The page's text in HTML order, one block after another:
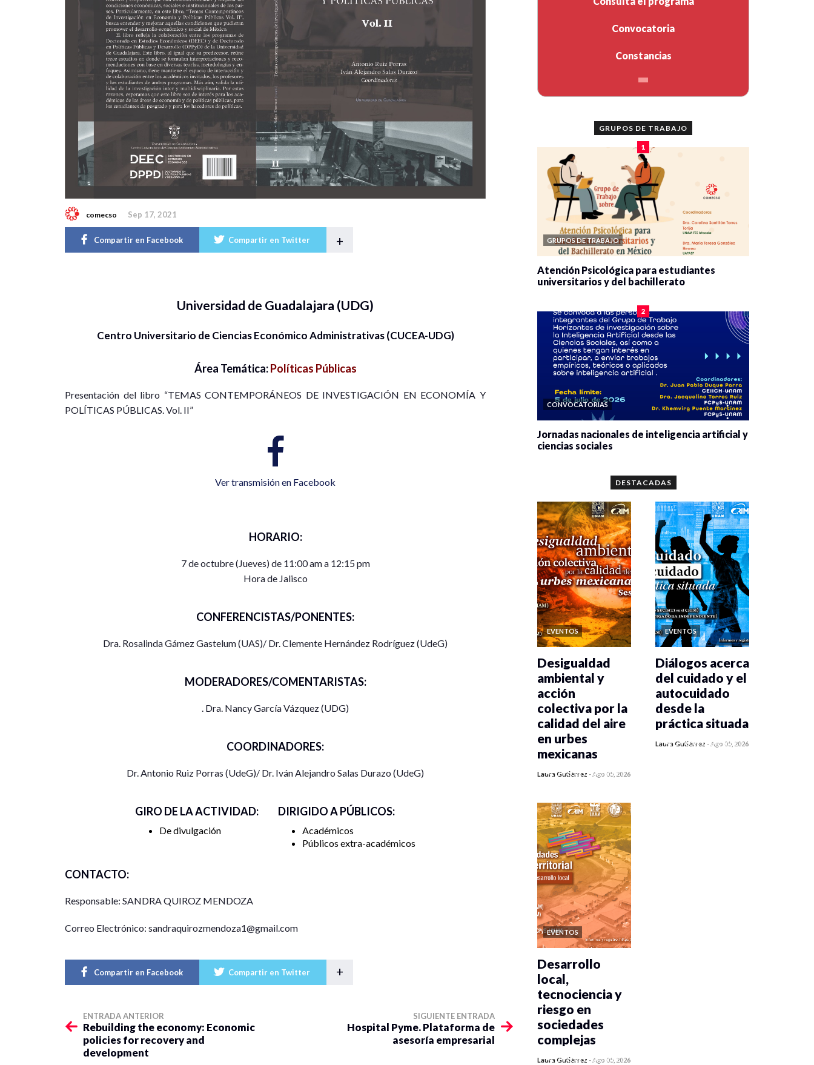
comecso Sep 17, 2021
Compartir en Facebook Compartir en Twitter +
Universidad de Guadalajara (UDG)
Centro Universitario de Ciencias Económico Administrativas (CUCEA-UDG)
Área Temática:Políticas Públicas
Presentación del libro “TEMAS CONTEMPORÁNEOS DE INVESTIGACIÓN EN ECONOMÍA Y
POLÍTICAS PÚBLICAS. Vol. II”
Ver transmisión en Facebook
HORARIO:
7 de octubre (Jueves) de 11:00 am a 12:15 pm
Hora de Jalisco
CONFERENCISTAS/PONENTES:
Dra. Rosalinda Gámez Gastelum (UAS)/ Dr. Clemente Hernández Rodríguez (UdeG)
MODERADORES/COMENTARISTAS:
. Dra. Nancy García Vázquez (UDG)
COORDINADORES:
Dr. Antonio Ruiz Porras (UdeG)/ Dr. Iván Alejandro Salas Durazo (UdeG)
GIRO DE LA ACTIVIDAD:
De divulgación
DIRIGIDO A PÚBLICOS:
Académicos
Públicos extra-académicos
CONTACTO:
Responsable: SANDRA QUIROZ MENDOZA
Correo Electrónico: sandraquirozmendoza1@gmail.com
Compartir en Facebook Compartir en Twitter +
ENTRADA ANTERIOR
Rebuilding the economy: Economic
policies for recovery and
development
SIGUIENTE ENTRADA
Hospital Pyme. Plataforma de
asesoría empresarial
Convocatoria
Constancias
GRUPOS DE TRABAJO
1
GRUPOS DE TRABAJO
Atención Psicológica para estudiantes
universitarios y del bachillerato
2
CONVOCATORIAS
Jornadas nacionales de inteligencia artificial y
ciencias sociales
DESTACADAS
EVENTOS
0 veces compartido
Desigualdad
ambiental y
acción
colectiva por la
calidad del aire
en urbes
mexicanas
Laura Gutiérrez -Ago 05, 2026
EVENTOS
0 veces compartido
Diálogos acerca
del cuidado y el
autocuidado
desde la
práctica situada
Laura Gutiérrez -Ago 05, 2026
EVENTOS
0 veces compartido
Desarrollo
local,
tecnociencia y
riesgo en
sociedades
complejas
Laura Gutiérrez -Ago 05, 2026